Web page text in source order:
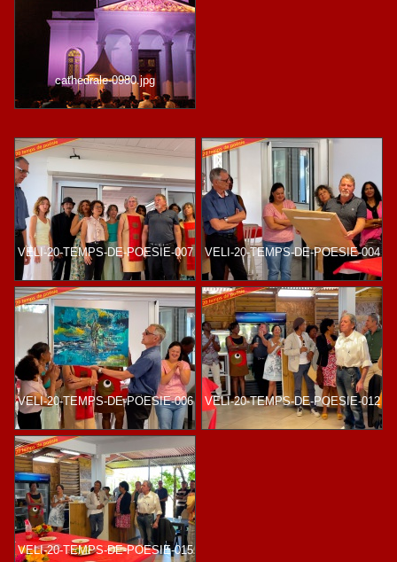
cathedrale-0980.jpg
VELI-20-TEMPS-DE-POESIE-007 VELI-20-TEMPS-DE-POESIE-004
VELI-20-TEMPS-DE-POESIE-006 VELI-20-TEMPS-DE-POESIE-012
VELI-20-TEMPS-DE-POESIE-015